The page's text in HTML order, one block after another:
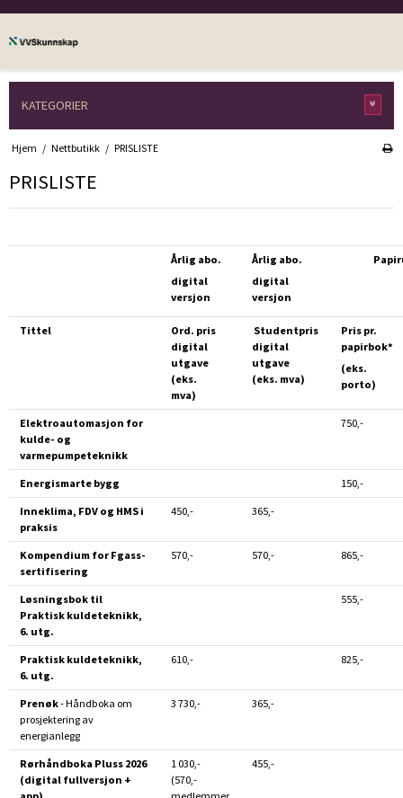
KATEGORIER
Hjem / Nettbutikk / PRISLISTE
PRISLISTE
Årlig abo.
digital
versjon
Årlig abo.
digital
versjon
Tittel
Ord. pris
digital
utgave
(eks.
mva)
Studentpris
digital
utgave
(eks. mva)
Pris pr.
papirbok*
(eks.
porto)
Elektroautomasjon for
kulde- og
varmepumpeteknikk
750,-
Energismarte bygg 150,-
Inneklima, FDV og HMS i
praksis
450,- 365,-
Kompendium for Fgass-
sertifisering
570,- 570,- 865,-
Løsningsbok til
Praktisk kuldeteknikk,
6. utg.
555,-
Praktisk kuldeteknikk,
6. utg.
610,- 825,-
Prenøk- Håndboka om
prosjektering av
energianlegg
3 730,- 365,-
Rørhåndboka Pluss 2026
(digital fullversjon +
1 030,-
(570,-
455,-